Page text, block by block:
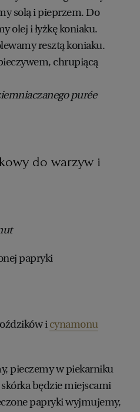
solą i pieprzem. Do
olej i łyżkę koniaku.
resztą koniaku.
chrupiącą
purée
do warzyw i
papryki
icynamonu
pieczemy w piekarniku
będzie miejscami
papryki wyjmujemy,